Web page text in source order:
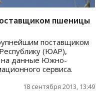
пшеницы
поставщиком
(ЮАР),
на данные Южно-
сервиса.
18 сентября 2013, 13:49